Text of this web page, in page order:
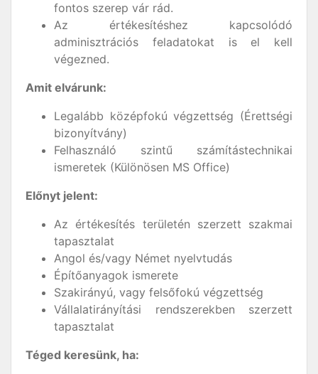
fontos szerep vár rád.
Az értékesítéshez kapcsolódó
adminisztrációs feladatokat is el kell
végezned.
Amit elvárunk:
Legalább középfokú végzettség (Érettségi
bizonyítvány)
Felhasználó szintű számítástechnikai
ismeretek (Különösen MS Office)
Előnyt jelent:
Az értékesítés területén szerzett szakmai
tapasztalat
Angol és/vagy Német nyelvtudás
Építőanyagok ismerete
Szakirányú, vagy felsőfokú végzettség
Vállalatirányítási rendszerekben szerzett
tapasztalat
Téged keresünk, ha: